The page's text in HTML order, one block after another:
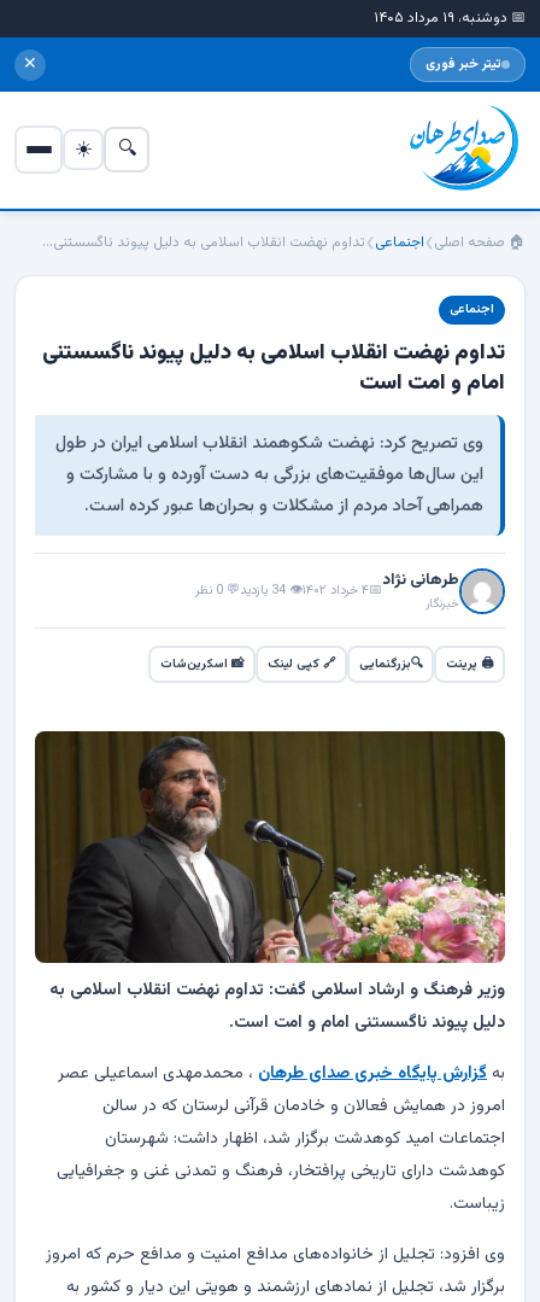
📅 دوشنبه، ۱۹ مرداد ۱۴۰۵
تیتر خبر فوری ✕
🔍
☀️
صفحه اصلی
اجنماعی
فرهنگی
اقتصادی
حوادث
شهدا وایثارگران
فناوری
ورزشی
شهرستا نها
اگهی ها
🏠 صفحه اصلی ❯ اجنماعی ❯ تداوم نهضت انقلاب اسلامی به دلیل پیوند ناگسستنی...
اجنماعی
تداوم نهضت انقلاب اسلامی به دلیل پیوند ناگسستنی
امام و امت است
وی تصریح کرد: نهضت شکوهمند انقلاب اسلامی ایران در طول
این سال‌ها موفقیت‌های بزرگی به دست آورده و با مشارکت و
همراهی آحاد مردم از مشکلات و بحران‌ها عبور کرده است.
طرهانی نژاد
خبرنگار
📅۴ خرداد ۱۴۰۲ 👁 34 بازدید 💬 0 نظر
🖨️ پرینت 🔍بزرگنمایی 🔗 کپی لینک 📸 اسکرین‌شات
وزیر فرهنگ و ارشاد اسلامی گفت: تداوم نهضت انقلاب اسلامی به
دلیل پیوند ناگسستنی امام و امت است.
به گزارش پایگاه خبری صدای طرهان ، محمدمهدی اسماعیلی عصر
امروز در همایش فعالان و خادمان قرآنی لرستان که در سالن
اجتماعات امید کوهدشت برگزار شد، اظهار داشت: شهرستان
کوهدشت دارای تاریخی پرافتخار، فرهنگ و تمدنی غنی و جغرافیایی
زیباست.
وی افزود: تجلیل از خانواده‌های مدافع امنیت و مدافع حرم که امروز
برگزار شد، تجلیل از نماد‌های ارزشمند و هویتی این دیار و کشور به